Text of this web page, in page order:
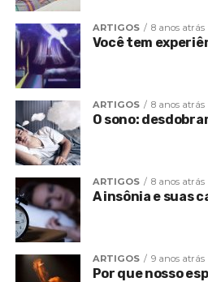
ARTIGOS 8 anos atrás
Você tem
ARTIGOS 8 anos atrás
O sono:
ARTIGOS 8 anos atrás
A insônia e suas
ARTIGOS 9 anos atrás
Por que nosso